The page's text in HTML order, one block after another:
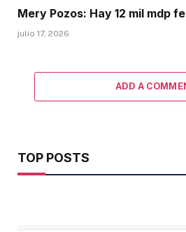
Mery Pozos: Hay 12 mil mdp
julio 17, 2026
ADD A
TOP POSTS